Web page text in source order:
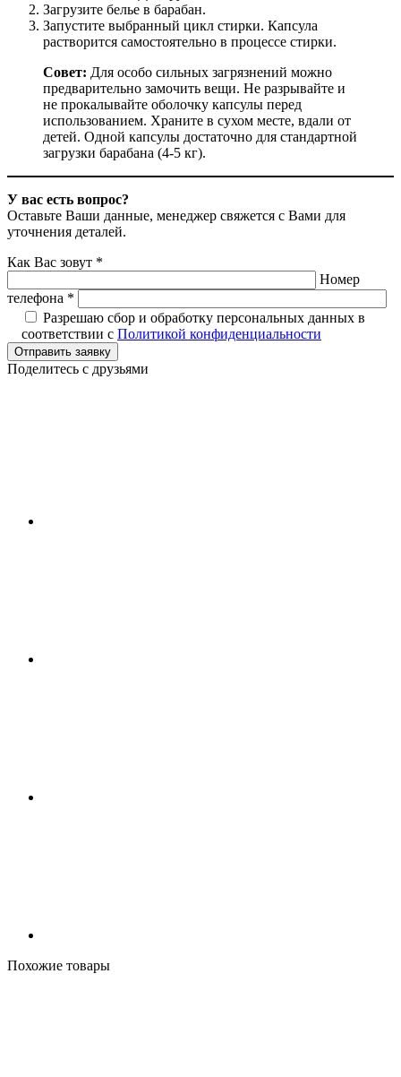
Загрузите белье в барабан.
Запустите выбранный цикл стирки. Капсула
растворится самостоятельно в процессе стирки.
Совет: Для особо сильных загрязнений можно
предварительно замочить вещи. Не разрывайте и
не прокалывайте оболочку капсулы перед
использованием. Храните в сухом месте, вдали от
детей. Одной капсулы достаточно для стандартной
загрузки барабана (4-5 кг).
У вас есть вопрос?
Оставьте Ваши данные, менеджер свяжется с Вами для
уточнения деталей.
Как Вас зовут *
Номер
телефона *
Разрешаю сбор и обработку персональных данных в
соответствии с Политикой конфиденциальности
Отправить заявку
Поделитесь с друзьями
Похожие товары